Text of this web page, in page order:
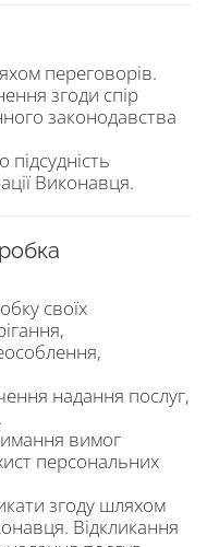
переговорів.
згоди спір
законодавства
Виконавця.
своїх
надання послуг,
вимог
персональних
згоду шляхом
Відкликання